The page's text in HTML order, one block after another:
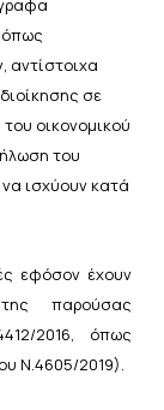
αντίστοιχα
σε
οικονομικού
του
ισχύουν κατά
εφόσον έχουν
της παρούσας
2016 , όπως
Ν.4605/2019).